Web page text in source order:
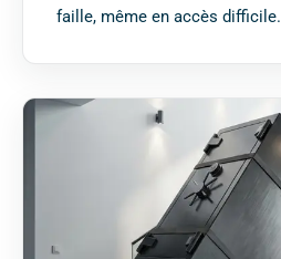
faille, même en accès difficile.